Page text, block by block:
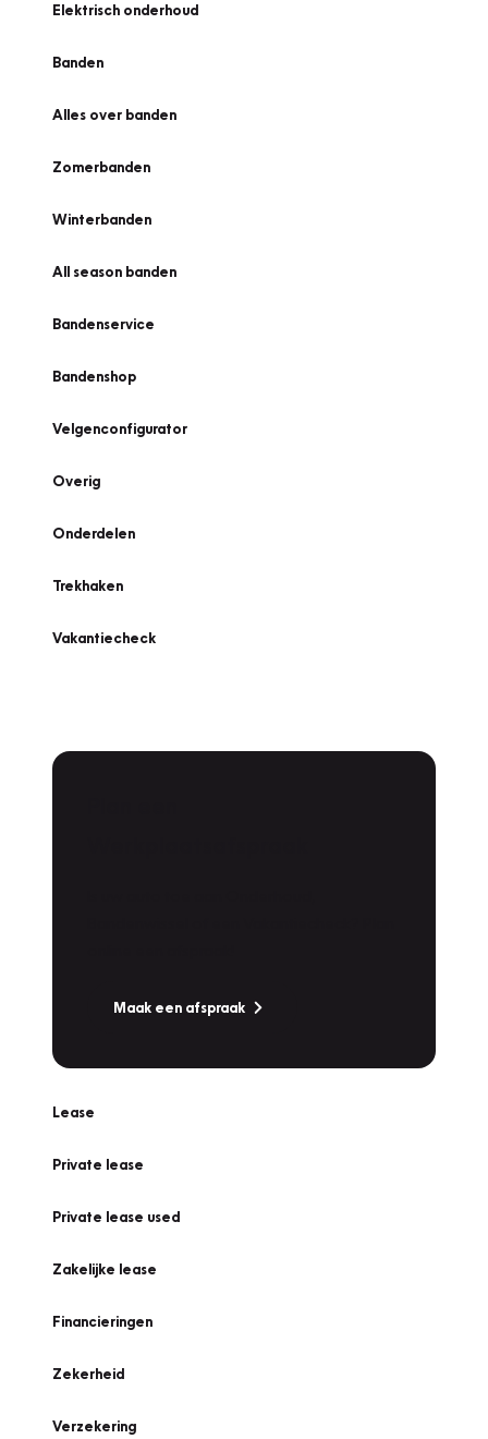
Elektrisch onderhoud
Banden
Alles over banden
Zomerbanden
Winterbanden
All season banden
Bandenservice
Bandenshop
Velgenconfigurator
Overig
Onderdelen
Trekhaken
Vakantiecheck
Maak een afspraak
Lease
Private lease
Private lease used
Zakelijke lease
Financieringen
Zekerheid
Verzekering